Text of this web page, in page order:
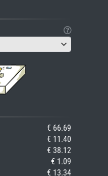
€ 66.69
€ 11.40
€ 38.12
€ 1.09
€ 13.34